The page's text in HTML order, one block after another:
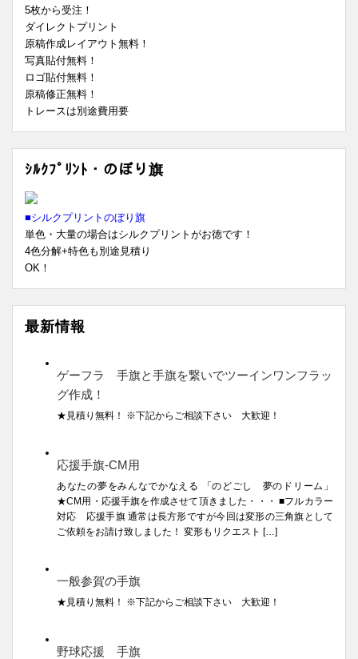
5枚から受注！
ダイレクトプリント
原稿作成レイアウト無料！
写真貼付無料！
ロゴ貼付無料！
原稿修正無料！
トレースは別途費用要
ｼﾙｸﾌﾟﾘﾝﾄ・のぼり旗
■シルクプリントのぼり旗
単色・大量の場合はシルクプリントがお徳です！
4色分解+特色も別途見積り
OK！
最新情報
ゲーフラ 手旗と手旗を繋いでツーインワンフラッ
グ作成！
★見積り無料！ ※下記からご相談下さい 大歓迎！
応援手旗-CM用
あなたの夢をみんなでかなえる 「のどごし 夢のドリーム」
★CM用・応援手旗を作成させて頂きました・・・ ■フルカラー
対応 応援手旗 通常は長方形ですが今回は変形の三角旗として
ご依頼をお請け致しました！ 変形もリクエスト […]
一般参賀の手旗
★見積り無料！ ※下記からご相談下さい 大歓迎！
野球応援 手旗